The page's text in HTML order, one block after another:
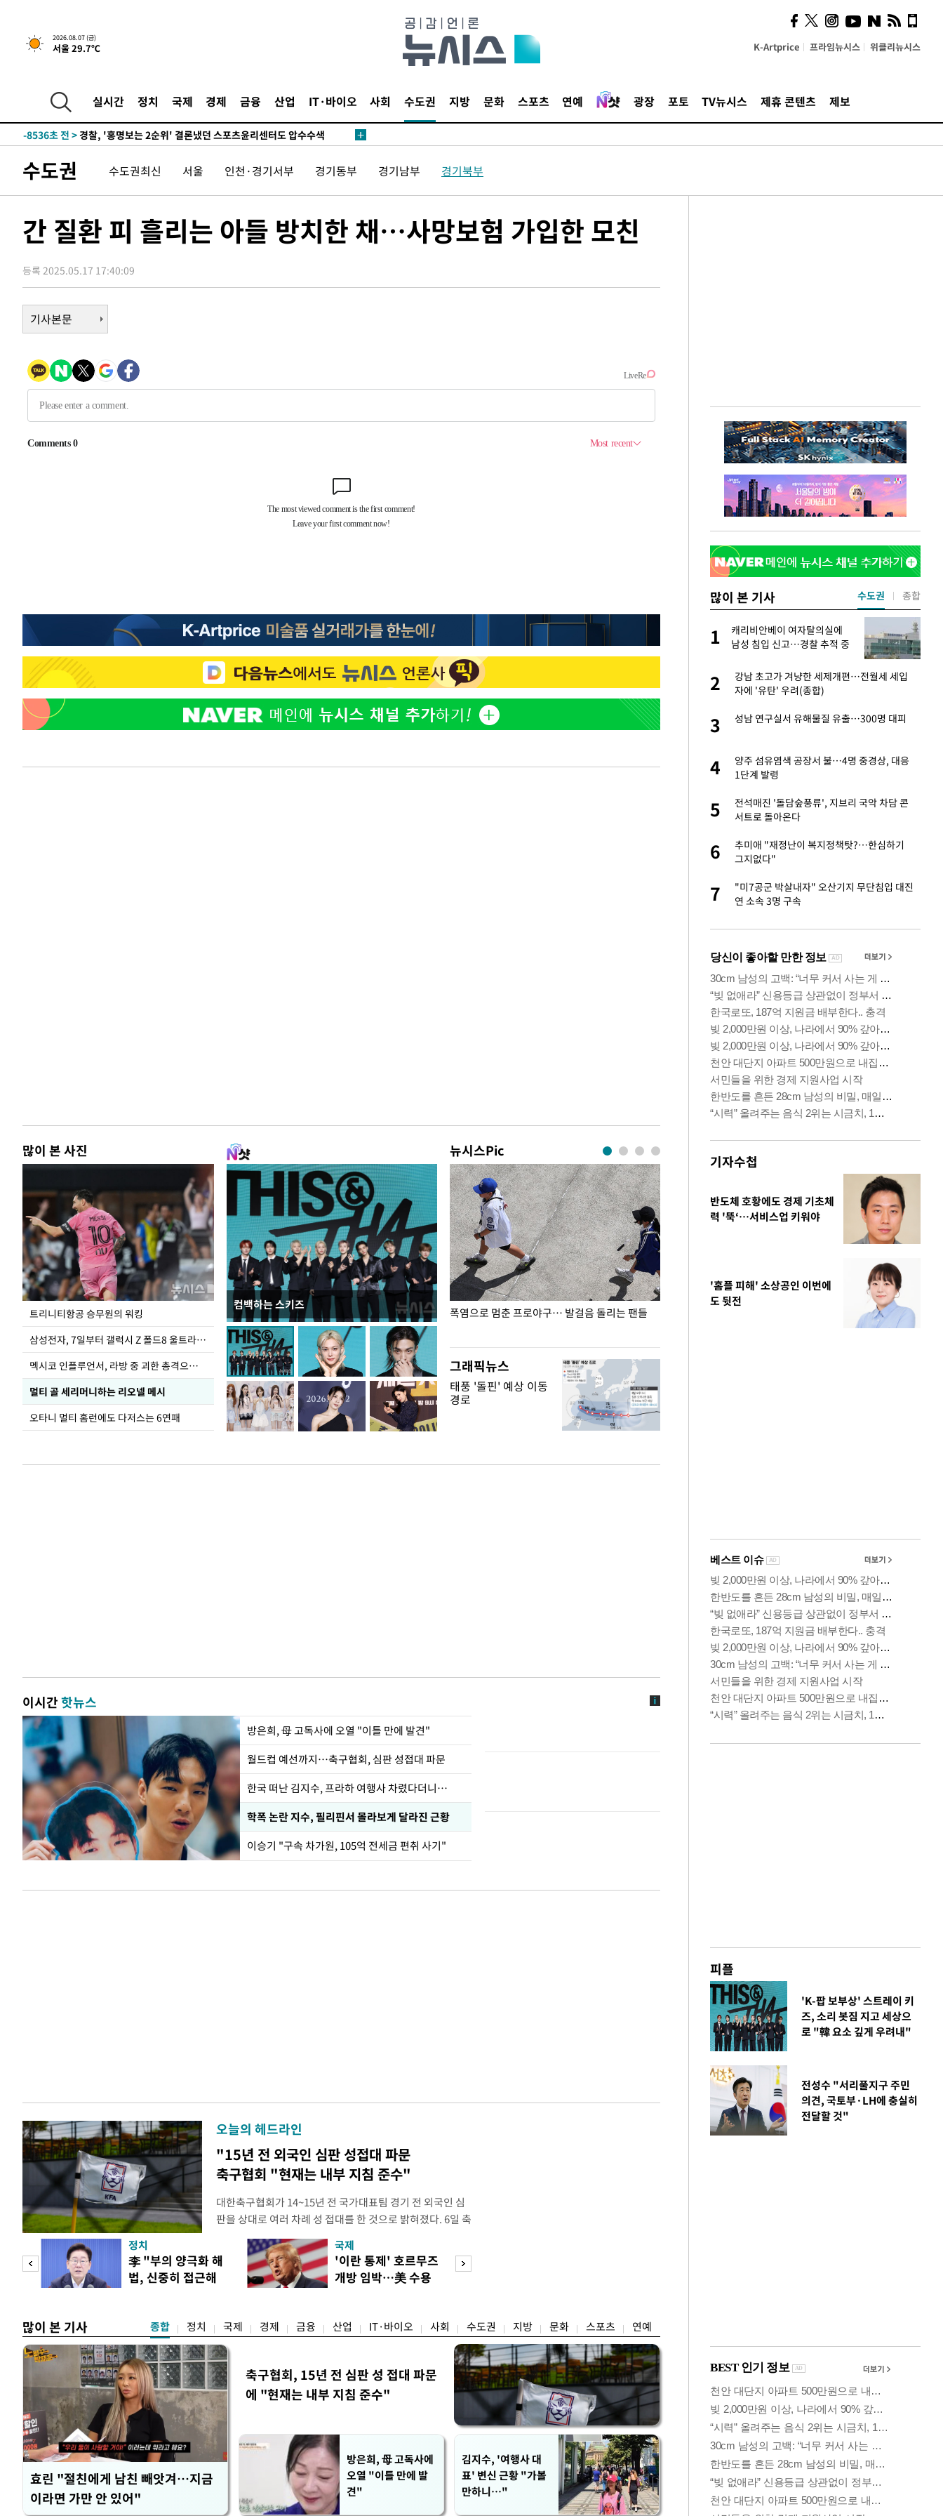
2026.08.07 (금)
서울 29.7℃ K-Artprice 프라임뉴시스 위클리뉴시스
실시간 정치 국제 경제 금융 산업 IT·바이오 사회 수도권 지방 문화 스포츠 연예 광장 포토 TV뉴시스 제휴 콘텐츠 제보
7시간 전 >내일까지 39도 '펄펄'…기상청 "태풍 지나며 폭염 잠시 꺾인다"
-11622초 전 >'월드컵 탈락 후폭풍' 축구협회…11시간 걸린 초유의 압수수색(종
-9851초 전 >
축구협회, 15년 전 심판 성 접대 파문에 "현재는 내부 지침 준수"
-8536초 전 >
1시간 전 >[속보]합참 "北 발사체는 단거리탄도미사일…감시·경계태세 강화"
2시간 전 >[속보] SKT, 에이닷 서비스 장애 발생…"원인 파악 중"
2시간 전 >[속보]합참 "북, 동해상으로 미상 발사체 발사"
2시간 전 >[속보]7~9일 프로야구 3연전도 폭염 취소…11일 재개
2시간 전 >'월드컵 탈락 후폭풍' 축구협회…초유의 압수수색에 '충격·당황'
2시간 전 >서울 낮 37.9도, 올여름 최고치 경신…영등포 순간 '40도'
2시간 전 >[속보]종합특검, 대검 추가 압수수색…내란 중요임무종사 혐의
3시간 전 >[속보]코스닥, 800p 회복…0.26% 오른 801.67 마감
3시간 전 > [속보]원·달러 환율, 0.7원 내린 1423.8원 마감
4시간 전 >"여기 떨어졌다"…다누리, 스페이스X 로켓 달 충돌 흔적 포착
5시간 전 >손흥민, 5경기 연속골 실패…LAFC는 승부차기 끝 과달라하라 격파
-11622초 전 >
축구협회, 15년 전 심판 성 접대 파문에 "현재는 내부 지침 준수"
경찰, '홍명보는 2순위' 결론냈던 스포츠윤리센터도 압수수색
[속보]합참 "北 발사체는 단거리탄도미사일…감시·경계태세 강화"
2시간 전 >
[속보]7~9일 프로야구 3연전도 폭염 취소…11일 재개
2시간 전 >"韓 외환시장 개입 관측 배경엔 美의 대한국 무역적자 있어"
2시간 전 >'월드컵 탈락 후폭풍' 축구협회…초유의 압수수색에 '충격·당황'
2시간 전 >서울 낮 37.9도, 올여름 최고치 경신…영등포 순간 '40도'
2시간 전 > [속보]종합특검, 대검 추가 압수수색…내란 중요임무종사 혐의
3시간 전 > [속보]코스닥, 800p 회복…0.26% 오른 801.67 마감
3시간 전 >[속보]원·달러 환율, 0.7원 내린 1423.8원 마감
수도권 수도권최신 서울 인천·경기서부 경기동부 경기남부 경기북부
간 질환 피 흘리는 아들 방치한 채…사망보험 가입한 모친
등록 2025.05.17 17:40:09
기사본문
많이 본 사진
트리니티항공 승무원의 워킹
삼성전자, 7일부터 갤럭시 Z 폴드8 울트라·폴드8·플립8 출시
멕시코 인플루언서, 라방 중 괴한 총격으로 사망
멀티 골 세리머니하는 리오넬 메시
오타니 멀티 홈런에도 다저스는 6연패
컴백하는 스키즈
뉴시스Pic
입추 하루 앞둔 전남광주… 열화상 카메라에 담긴
폭염
폭염으로 멈춘 프로야구… 발걸음 돌리는 팬들
이 대통령, '청년 대책 속도 높여야…폭염 문제도 입추 코앞인데
그래픽뉴스
태풍 '돌핀' 예상 이동
경로
이시간핫뉴스
방은희, 母 고독사에 오열 "이틀 만에 발견"
월드컵 예선까지…축구협회, 심판 성접대 파문
한국 떠난 김지수, 프라하 여행사 차렸다더니…
학폭 논란 지수, 필리핀서 몰라보게 달라진 근황
이승기 "구속 차가원, 105억 전세금 편취 사기"
오늘의 헤드라인
"15년 전 외국인 심판 성접대 파문
축구협회 "현재는 내부 지침 준수"
대한축구협회가 14~15년 전 국가대표팀 경기 전 외국인 심
판을 상대로 여러 차례 성 접대를 한 것으로 밝혀졌다. 6일 축
구계에 따르면 국회의 한 의원실은 축구협회가 2011~2012
년 국제심판 10여 명에게 성 접대한 사실을 확인했다. 당시
축구협회는 외국인 심판과 감독관 등 10여 명에게 한 번에
수십만원에서 많게는 100만원이 넘는 돈을 성
정치
李 "부의 양극화 해
법, 신중히 접근해
국제
'이란 통제' 호르무즈
개방 임박…美 수용
많이 본 기사 종합 정치 국제 경제 금융 산업 IT·바이오 사회 수도권 지방 문화 스포츠 연예
효린 "절친에게 남친 빼앗겨…지금
이라면 가만 안 있어"
축구협회, 15년 전 심판 성 접대 파문
에 "현재는 내부 지침 준수"
방은희, 母 고독사에
오열 "이틀 만에 발
견"
김지수, '여행사 대
표' 변신 근황 "가볼
만하니…"
많이 본 기사
효린 "절친에게 남친 빼앗
겨…지금이라면 가만 안 있
어"
2
재는 내부 지침 준수"
3 방은희, 母 고독사에 오열 "이틀 만에 발견"
4
1
캐리비안베이 여자탈의실에
남성 침입 신고…경찰 추적 중
2
강남 초고가 겨냥한 세제개편…전월세 세입
자에 '유탄' 우려(종합)
3 성남 연구실서 유해물질 유출…300명 대피
4
양주 섬유염색 공장서 불…4명 중경상, 대응
1단계 발령
5
전석매진 '돌담숲풍류', 지브리 국악 차담 콘
서트로 돌아온다
6
추미애 "재정난이 복지정책탓?…한심하기
그지없다"
7
"미7공군 박살내자" 오산기지 무단침입 대진
연 소속 3명 구속
수도권 종합
기자수첩
반도체 호황에도 경제 기초체
력 '뚝‘…서비스업 키워야
'홈플 피해' 소상공인 이번에
도 뒷전
피플
'K-팝 보부상' 스트레이 키
즈, 소리 봇짐 지고 세상으
로 "韓 요소 깊게 우려내"
전성수 "서리풀지구 주민
의견, 국토부·LH에 충실히
전달할 것"